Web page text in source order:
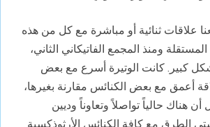
علاقات ثنائية أو مباشرة مع كل من هذه
ومنذ المجمع الفاتيكاني الثاني،
كبير. كانت الوتيرة أسرع مع بعض
أعمق مع بعض الكنائس مقارنة بغيرها،
هناك حالياً تواصلاً وتعاوناً وديين
الطرق مع كافة الكنائس الأرثوذكسية